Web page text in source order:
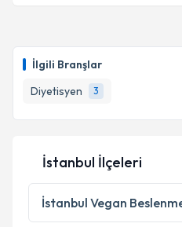
İlgili Branşlar
Diyetisyen
3
İstanbul İlçeleri
İstanbul Vegan